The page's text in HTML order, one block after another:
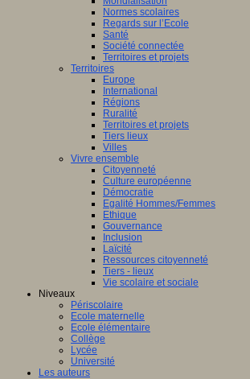
Normes scolaires
Regards sur l’Ecole
Santé
Société connectée
Territoires et projets
Territoires
Europe
International
Régions
Ruralité
Territoires et projets
Tiers lieux
Villes
Vivre ensemble
Citoyenneté
Culture européenne
Démocratie
Egalité Hommes/Femmes
Ethique
Gouvernance
Inclusion
Laïcité
Ressources citoyenneté
Tiers - lieux
Vie scolaire et sociale
Niveaux
Périscolaire
Ecole maternelle
Ecole élémentaire
Collège
Lycée
Université
Les auteurs